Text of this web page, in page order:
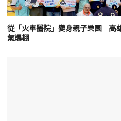
從「火車醫院」變身親子樂園 高
氣爆棚